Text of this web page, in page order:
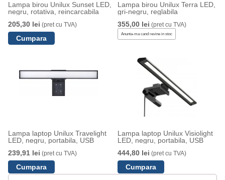
Lampa birou Unilux Sunset LED,
negru, rotativa, reincarcabila
205,30 lei (pret cu TVA)
Lampa birou Unilux Terra LED,
gri-negru, reglabila
355,00 lei (pret cu TVA)
Anunta-ma cand revine in stoc
Lampa laptop Unilux Travelight
LED, negru, portabila, USB
239,91 lei (pret cu TVA)
Lampa laptop Unilux Visiolight
LED, negru, portabila, USB
444,80 lei (pret cu TVA)